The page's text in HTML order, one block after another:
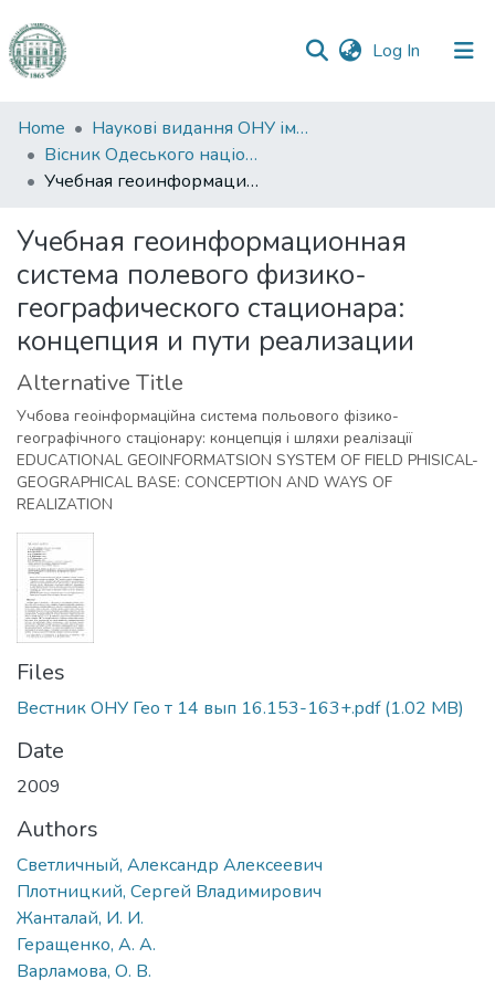
Log In (current)
Communities
&
Collections
Statistics
Home
Наукові видання ОНУ імені І. І. Мечникова
Вісник Одеського національного університету. Географічні та геологічні науки
Учебная геоинформационная система полевого физико-географического стационара: концепция и пути реализации
Учебная геоинформационная
система полевого физико-
географического стационара:
концепция и пути реализации
Alternative Title
Учбова геоінформаційна система польового фізико-
географічного стаціонару: концепція і шляхи реалізації
EDUCATIONAL GEOINFORMATSION SYSTEM OF FIELD PHISICAL-
GEOGRAPHICAL BASE: CONCEPTION AND WAYS OF
REALIZATION
Files
Вестник ОНУ Гео т 14 вып 16.153-163+.pdf(1.02 MB)
Date
2009
Authors
Светличный, Александр Алексеевич
Плотницкий, Сергей Владимирович
Жанталай, И. И.
Геращенко, А. А.
Варламова, О. В.